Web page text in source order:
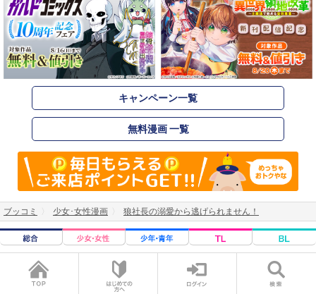
キャンペーン一覧
無料漫画 一覧
ブッコミ 少女･女性漫画 狼社長の溺愛から逃げられません！